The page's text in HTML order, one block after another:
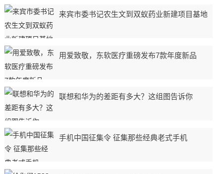
来宾市委书记农生文到双蚁药业新建项目基地
用爱致敬，东软医疗重磅发布7款年度新品
联想和华为的差距有多大？这组图告诉你
手机中国征集令 征集那些经典老式手机